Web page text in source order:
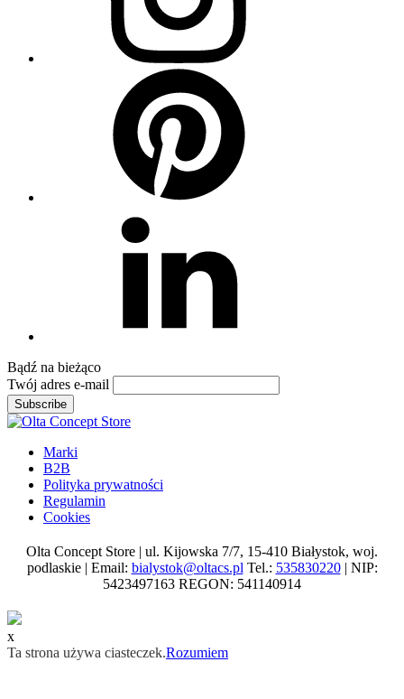
Bądź na bieżąco
Twój adres e-mail
Subscribe
Marki
B2B
Polityka prywatności
Regulamin
Cookies
Olta Concept Store | ul. Kijowska 7/7, 15-410 Białystok, woj.
podlaskie | Email: bialystok@oltacs.plTel.: 535830220| NIP:
5423497163 REGON: 541140914
x
Ta strona używa ciasteczek.Rozumiem